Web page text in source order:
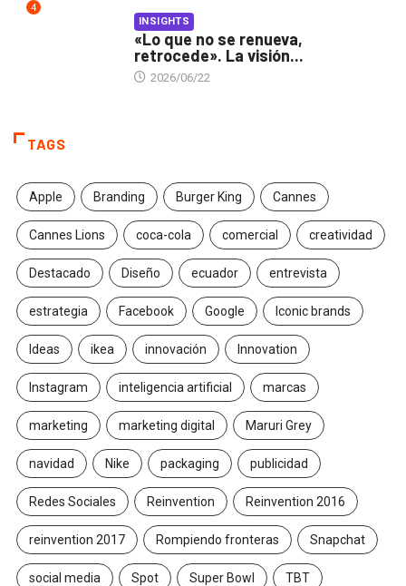
4
INSIGHTS
«Lo que no se renueva,
retrocede». La visión...
2026/06/22
TAGS
Apple Branding Burger King Cannes
Cannes Lions coca-cola comercial creatividad
Destacado Diseño ecuador entrevista
estrategia Facebook Google Iconic brands
Ideas ikea innovación Innovation
Instagram inteligencia artificial marcas
marketing marketing digital Maruri Grey
navidad Nike packaging publicidad
Redes Sociales Reinvention Reinvention 2016
reinvention 2017 Rompiendo fronteras Snapchat
social media Spot Super Bowl TBT